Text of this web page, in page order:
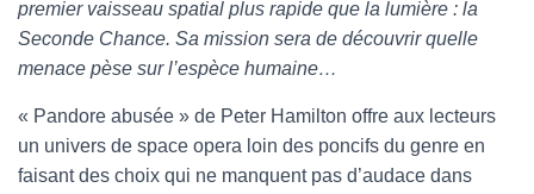
premier vaisseau spatial plus rapide que la lumière : la
Seconde Chance. Sa mission sera de découvrir quelle
menace pèse sur l’espèce humaine…
« Pandore abusée » de Peter Hamilton offre aux lecteurs
un univers de space opera loin des poncifs du genre en
faisant des choix qui ne manquent pas d’audace dans